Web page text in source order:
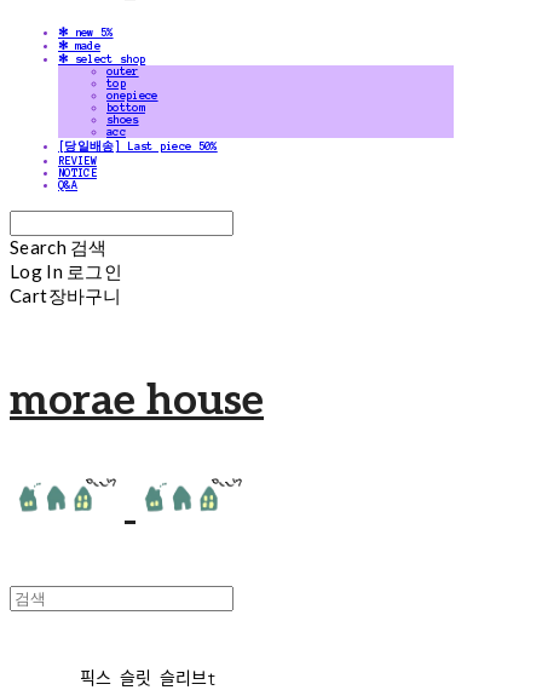
✻ new 5%
✻ made
✻ select shop
outer
top
onepiece
bottom
shoes
acc
[당일배송] Last piece 50%
REVIEW
NOTICE
Q&A
Search 검색
Log In 로그인
Cart장바구니
morae house
픽스 슬릿 슬리브t